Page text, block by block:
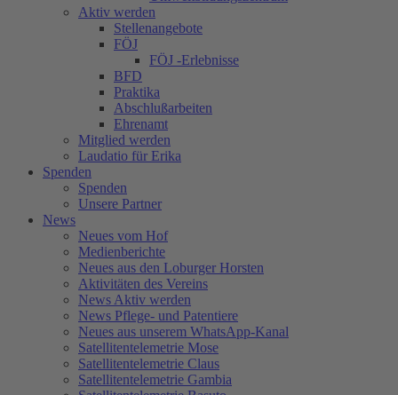
Aktiv werden
Stellenangebote
FÖJ
FÖJ -Erlebnisse
BFD
Praktika
Abschlußarbeiten
Ehrenamt
Mitglied werden
Laudatio für Erika
Spenden
Spenden
Unsere Partner
News
Neues vom Hof
Medienberichte
Neues aus den Loburger Horsten
Aktivitäten des Vereins
News Aktiv werden
News Pflege- und Patentiere
Neues aus unserem WhatsApp-Kanal
Satellitentelemetrie Mose
Satellitentelemetrie Claus
Satellitentelemetrie Gambia